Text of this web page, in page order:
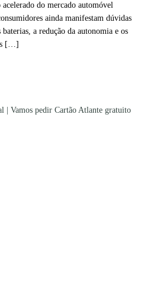
do mercado automóvel
ainda manifestam dúvidas
a redução da autonomia e os
[…]